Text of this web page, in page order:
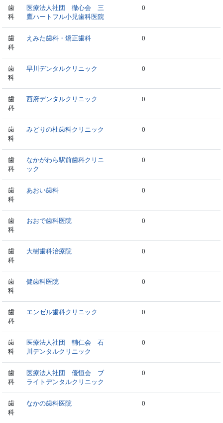
歯
科
医療法人社団 徹心会 三
鷹ハートフル小児歯科医院
0
歯
科
えみた歯科・矯正歯科 0
歯
科
早川デンタルクリニック 0
歯
科
西府デンタルクリニック 0
歯
科
みどりの杜歯科クリニック 0
歯
科
なかがわら駅前歯科クリニ
ック
0
歯
科
あおい歯科 0
歯
科
おおで歯科医院 0
歯
科
大樹歯科治療院 0
歯
科
健歯科医院 0
歯
科
エンゼル歯科クリニック 0
歯
科
医療法人社団 輔仁会 石
川デンタルクリニック
0
歯
科
医療法人社団 優恒会 ブ
ライトデンタルクリニック
0
歯
科
なかの歯科医院 0